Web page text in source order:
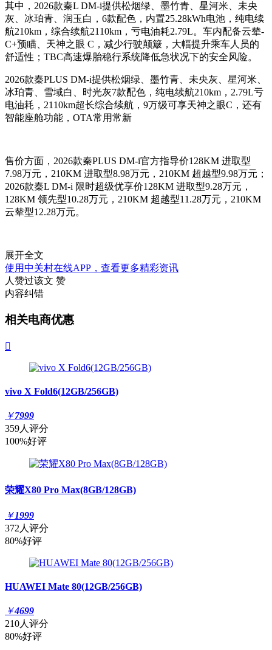
其中，2026款秦L DM-i提供松烟绿、墨竹青、星河米、未央
灰、冰珀青、润玉白，6款配色，内置25.28kWh电池，纯电续
航210km，综合续航2110km，亏电油耗2.79L。车内配备云辇-
C+预瞄、天神之眼 C，减少行驶颠簸，大幅提升乘车人员的
舒适性；TBC高速爆胎稳行系统降低急状况下的安全风险。
2026款秦PLUS DM-i提供松烟绿、墨竹青、未央灰、星河米、
冰珀青、雪域白、时光灰7款配色，纯电续航210km，2.79L亏
电油耗，2110km超长综合续航，9万级可享天神之眼C，还有
智能座舱功能，OTA常用常新
售价方面，2026款秦PLUS DM-i官方指导价128KM 进取型
7.98万元，210KM 进取型8.98万元，210KM 超越型9.98万元；
2026款秦L DM-i 限时超级优享价128KM 进取型9.28万元，
128KM 领先型10.28万元，210KM 超越型11.28万元，210KM
云辇型12.28万元。
展开全文
使用中关村在线APP，查看更多精彩资讯
人赞过该文 赞
内容纠错
相关电商优惠

vivo X Fold6(12GB/256GB)
￥7999
359人评分
100%好评
荣耀X80 Pro Max(8GB/128GB)
￥1999
372人评分
80%好评
HUAWEI Mate 80(12GB/256GB)
￥4699
210人评分
80%好评